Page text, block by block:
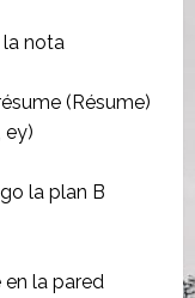
la nota
(Résume)
ey)
la plan B
en la pared